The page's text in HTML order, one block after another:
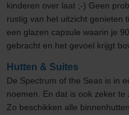
kinderen over laat ;-) Geen
rustig van het uitzicht genieten
een glazen capsule waarin je
gebracht en het gevoel krijgt
Hutten & Suites
De Spectrum of the Seas is in
noemen. En dat is ook zeker te
Zo beschikken alle